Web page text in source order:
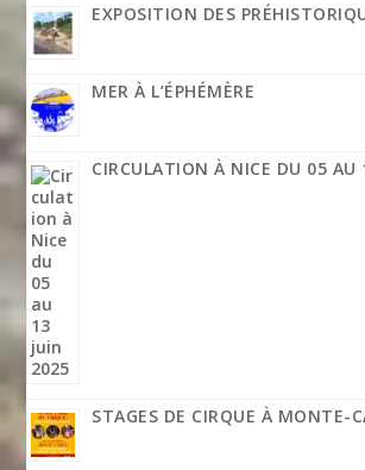
EXPOSITION DES
MER À L’ÉPHÉMÈRE
CIRCULATION À NICE DU 05 AU
STAGES DE CIRQUE À MONTE-